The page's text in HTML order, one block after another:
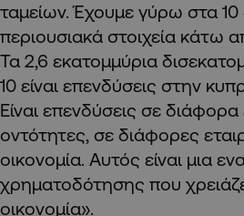
ταμείων. Έχουμε γύρω στα 10
περιουσιακά στοιχεία κάτω
Τα 2,6 εκατομμύρια
10 είναι επενδύσεις στην
Είναι επενδύσεις σε
οντότητες, σε διάφορες
οικονομία. Αυτός είναι μια
χρηματοδότησης που
οικονομία».